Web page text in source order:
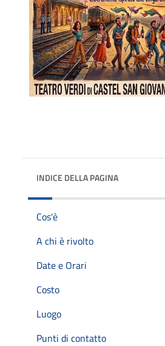
INDICE DELLA PAGINA
Cos'è
A chi è rivolto
Date e Orari
Costo
Luogo
Punti di contatto